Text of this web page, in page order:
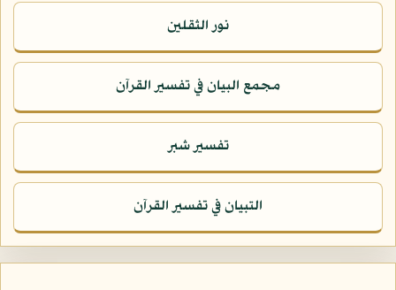
نور الثقلين
مجمع البيان في تفسير القرآن
تفسير شبر
التبيان في تفسير القرآن